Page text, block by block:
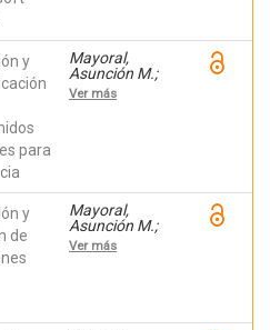
y
para
Mayoral,
Asunción M.;
Montiel Ruiz,
Francisco J.;
Ver más
y
de
Mayoral,
Asunción M.;
Montiel Ruiz,
Francisco J.;
Federico
Ver más